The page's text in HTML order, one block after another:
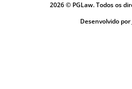
2026 © PGLaw. Todos os
Desenvolvido por